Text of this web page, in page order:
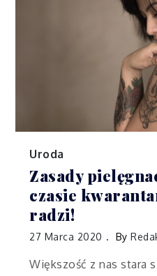
Uroda
Zasady
czasie
radzi!
27 Marca 2020 By
Większość z nas stara